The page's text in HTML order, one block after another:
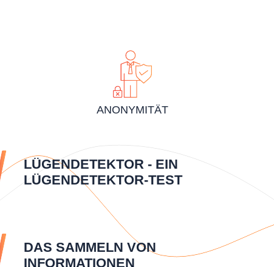
ANONYMITÄT
LÜGENDETEKTOR - EIN
LÜGENDETEKTOR-TEST
DAS SAMMELN VON
INFORMATIONEN